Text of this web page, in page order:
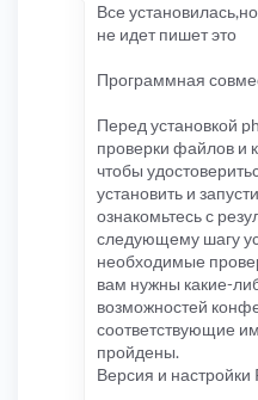
Все
не идет пишет это
Программная
Перед установкой
проверки файлов и
чтобы
установить и
ознакомьтесь с
следующему шагу
необходимые
вам нужны какие-
возможностей
соответствующие
пройдены.
Версия и настройки